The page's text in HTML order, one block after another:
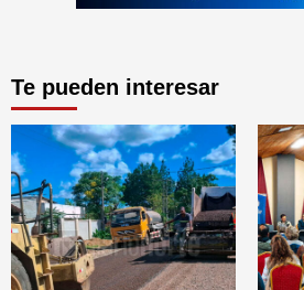
Te pueden interesar